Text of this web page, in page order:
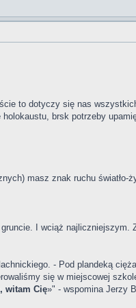
to dotyczy się nas
brsk potrzeby
masz znak ruchu
I wciąż
- Pod plandeką
się w miejscowej
witam Cię»" - wspomina Jerzy